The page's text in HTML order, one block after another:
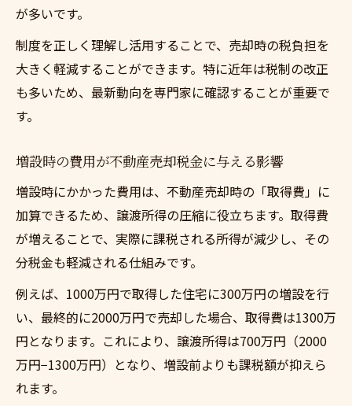
不動産売却における増設の税制上の基本知
増設を反映した不動産売却時の課税計算方
法
買い替え特例の利用と不動産売却の留意点
不動産売却時の増設部分評価と控除の相関
性
控除を最大限に生かす増設物件の売却術
増設物件の不動産売却で控除を最大活用す
る方法
不動産売却時の増設控除で損しないポイン
ト
増設費用を正しく反映させた不動産売却戦
が多いです。
制度を正しく理解し活用することで、売却時の税負担を
大きく軽減することができます。特に近年は税制の改正
も多いため、最新動向を専門家に確認することが重要で
す。
増設時の費用が不動産売却税金に与える影響
増設時にかかった費用は、不動産売却時の「取得費」に
加算できるため、譲渡所得の圧縮に役立ちます。取得費
が増えることで、実際に課税される所得が減少し、その
分税金も軽減される仕組みです。
例えば、1000万円で取得した住宅に300万円の増設を行
い、最終的に2000万円で売却した場合、取得費は1300万
円となります。これにより、譲渡所得は700万円（2000
万円−1300万円）となり、増設前よりも課税額が抑えら
れます。